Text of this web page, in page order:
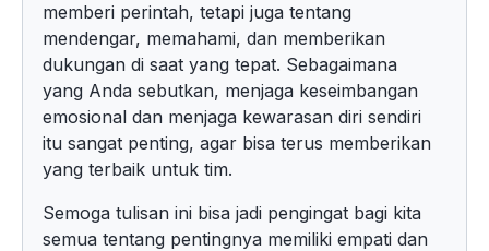
memberi perintah, tetapi juga tentang
mendengar, memahami, dan memberikan
dukungan di saat yang tepat. Sebagaimana
yang Anda sebutkan, menjaga keseimbangan
emosional dan menjaga kewarasan diri sendiri
itu sangat penting, agar bisa terus memberikan
yang terbaik untuk tim.
Semoga tulisan ini bisa jadi pengingat bagi kita
semua tentang pentingnya memiliki empati dan